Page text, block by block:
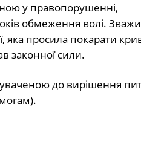
у правопорушенні,
обмеження волі.
яка просила покарати
законної сили.
до вирішення